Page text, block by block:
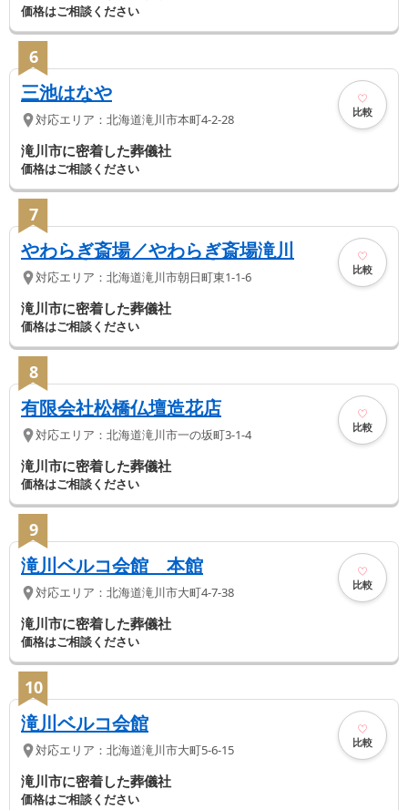
価格はご相談ください
6
三池はなや
対応エリア： 北海道滝川市本町4-2-28 比較
滝川市に密着した葬儀社
価格はご相談ください
7
やわらぎ斎場／やわらぎ斎場滝川
対応エリア： 北海道滝川市朝日町東1-1-6 比較
滝川市に密着した葬儀社
価格はご相談ください
8
有限会社松橋仏壇造花店
対応エリア： 北海道滝川市一の坂町3-1-4 比較
滝川市に密着した葬儀社
価格はご相談ください
9
滝川ベルコ会館 本館
対応エリア： 北海道滝川市大町4-7-38 比較
滝川市に密着した葬儀社
価格はご相談ください
10
滝川ベルコ会館
対応エリア： 北海道滝川市大町5-6-15 比較
滝川市に密着した葬儀社
価格はご相談ください